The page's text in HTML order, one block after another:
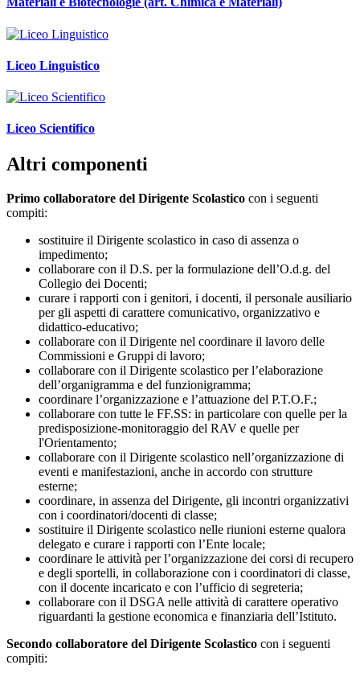
Liceo Linguistico
Liceo Scientifico
Altri componenti
Primo collaboratore del Dirigente Scolastico con i seguenti
compiti:
sostituire il Dirigente scolastico in caso di assenza o
impedimento;
collaborare con il D.S. per la formulazione dell’O.d.g. del
Collegio dei Docenti;
curare i rapporti con i genitori, i docenti, il personale ausiliario
per gli aspetti di carattere comunicativo, organizzativo e
didattico-educativo;
collaborare con il Dirigente nel coordinare il lavoro delle
Commissioni e Gruppi di lavoro;
collaborare con il Dirigente scolastico per l’elaborazione
dell’organigramma e del funzionigramma;
coordinare l’organizzazione e l’attuazione del P.T.O.F.;
collaborare con tutte le FF.SS: in particolare con quelle per la
predisposizione-monitoraggio del RAV e quelle per
l'Orientamento;
collaborare con il Dirigente scolastico nell’organizzazione di
eventi e manifestazioni, anche in accordo con strutture
esterne;
coordinare, in assenza del Dirigente, gli incontri organizzativi
con i coordinatori/docenti di classe;
sostituire il Dirigente scolastico nelle riunioni esterne qualora
delegato e curare i rapporti con l’Ente locale;
coordinare le attività per l’organizzazione dei corsi di recupero
e degli sportelli, in collaborazione con i coordinatori di classe,
con il docente incaricato e con l’ufficio di segreteria;
collaborare con il DSGA nelle attività di carattere operativo
riguardanti la gestione economica e finanziaria dell’Istituto.
Secondo collaboratore del Dirigente Scolastico con i seguenti
compiti: